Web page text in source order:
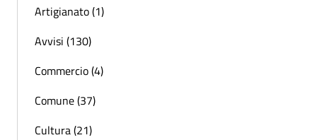
Artigianato (1)
Avvisi (130)
Commercio (4)
Comune (37)
Cultura (21)